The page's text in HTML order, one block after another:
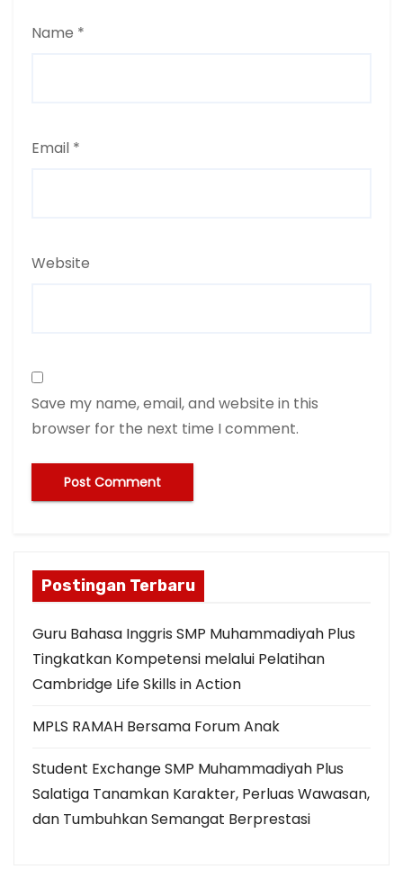
Name *
Email *
Website
Save my name, email, and website in this
browser for the next time I comment.
Postingan Terbaru
Guru Bahasa Inggris SMP Muhammadiyah Plus
Tingkatkan Kompetensi melalui Pelatihan
Cambridge Life Skills in Action
MPLS RAMAH Bersama Forum Anak
Student Exchange SMP Muhammadiyah Plus
Salatiga Tanamkan Karakter, Perluas Wawasan,
dan Tumbuhkan Semangat Berprestasi